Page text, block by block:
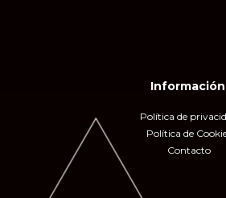
Información
Política de
Política de
Contacto